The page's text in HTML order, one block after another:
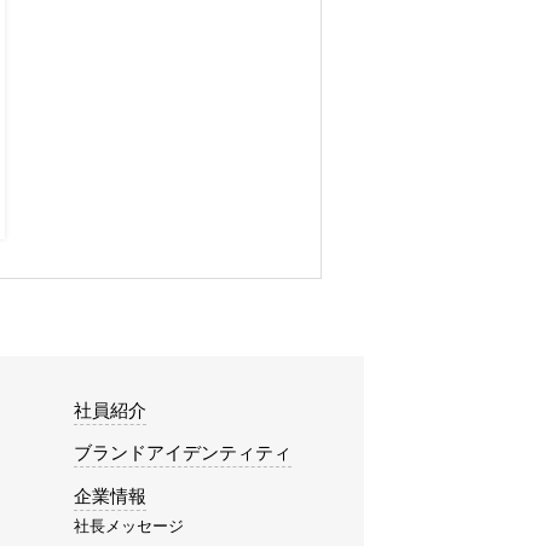
社員紹介
ブランドアイデンティティ
企業情報
社長メッセージ